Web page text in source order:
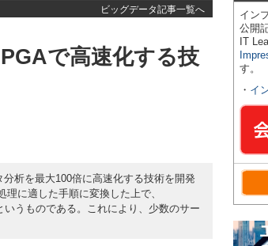
ビッグデータ記事一覧へ
で高速化する技
析を最大100倍に高速化する技術を開発
に適した手順に変換した上で、
うものである。これにより、少数のサー
イン
公開
IT
す。
・ イ